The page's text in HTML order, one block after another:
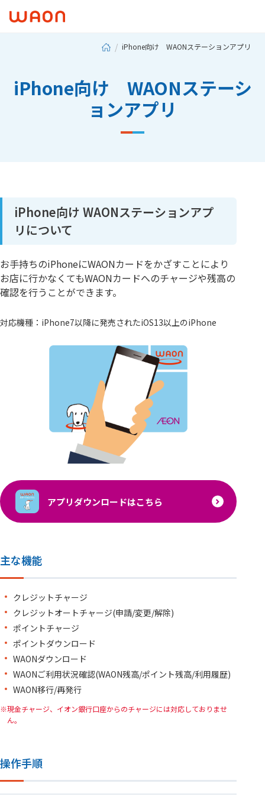
iPhone向け WAONステーションアプリ
iPhone向け WAONステーシ
ョンアプリ
iPhone向け WAONステーションアプ
リについて
お手持ちのiPhoneにWAONカードをかざすことにより
お店に行かなくてもWAONカードへのチャージや残高の
確認を行うことができます。
対応機種：iPhone7以降に発売されたiOS13以上のiPhone
アプリダウンロードはこちら
主な機能
クレジットチャージ
クレジットオートチャージ(申請/変更/解除)
ポイントチャージ
ポイントダウンロード
WAONダウンロード
WAONご利用状況確認(WAON残高/ポイント残高/利用履歴)
WAON移行/再発行
現金チャージ、イオン銀行口座からのチャージには対応しておりませ
ん。
操作手順